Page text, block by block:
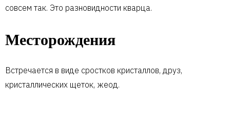
совсем так. Это разновидности кварца.
Месторождения
Встречается в виде сростков кристаллов, друз,
кристаллических щеток, жеод.